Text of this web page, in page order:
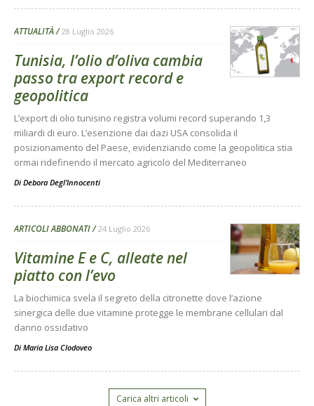
ATTUALITÀ 28 Luglio 2026
Tunisia, l’olio d’oliva cambia
passo tra export record e
geopolitica
L’export di olio tunisino registra volumi record superando 1,3
miliardi di euro. L’esenzione dai dazi USA consolida il
posizionamento del Paese, evidenziando come la geopolitica stia
ormai ridefinendo il mercato agricolo del Mediterraneo
Di Debora Degl’Innocenti
ARTICOLI ABBONATI 24 Luglio 2026
Vitamine E e C, alleate nel
piatto con l’evo
La biochimica svela il segreto della citronette dove l’azione
sinergica delle due vitamine protegge le membrane cellulari dal
danno ossidativo
Di Maria Lisa Clodoveo
Carica altri articoli